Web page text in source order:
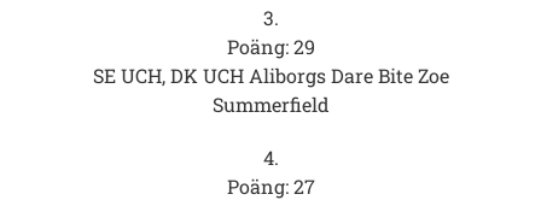
3.
Poäng: 29
SE UCH, DK UCH Aliborgs Dare Bite Zoe
Summerfield
4.
Poäng: 27